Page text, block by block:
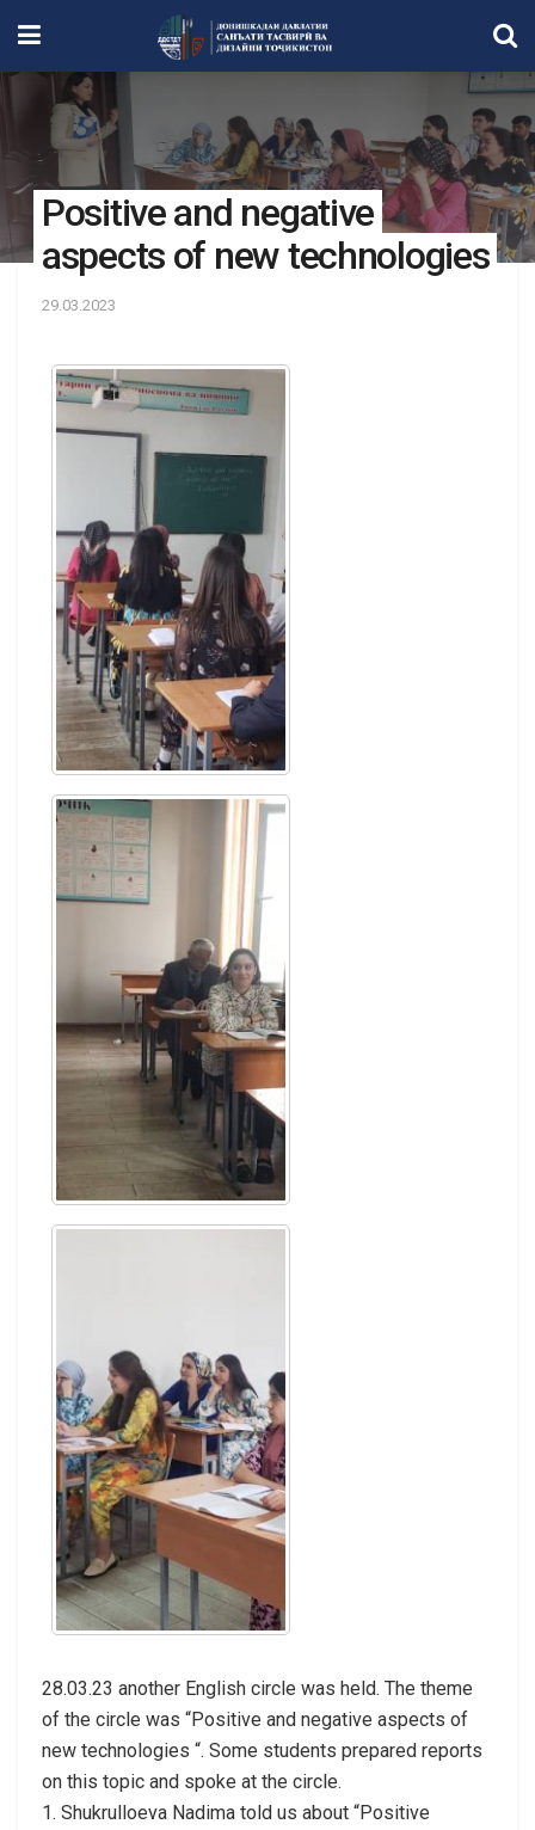
Positive and negative
aspects of new technologies
29.03.2023
28.03.23 another English circle was held. The theme
of the circle was “Positive and negative aspects of
new technologies “. Some students prepared reports
on this topic and spoke at the circle.
1. Shukrulloeva Nadima told us about “Positive